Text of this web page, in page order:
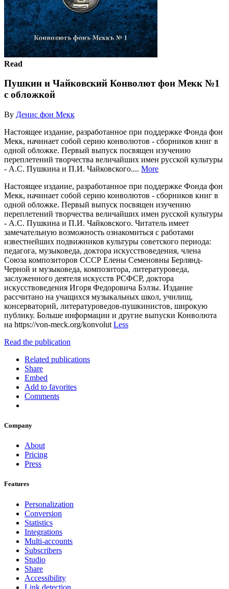
Read
Пушкин и Чайковский Конволют фон Мекк №1
с обложкой
By Денис фон Мекк
Настоящее издание, разработанное при поддержке Фонда фон
Мекк, начинает собой серию конволютов - сборников книг в
одной обложке. Первый выпуск посвящен изучению
переплетений творчества величайших имен русской культуры
- А.С. Пушкина и П.И. Чайковского.... More
Настоящее издание, разработанное при поддержке Фонда фон
Мекк, начинает собой серию конволютов - сборников книг в
одной обложке. Первый выпуск посвящен изучению
переплетений творчества величайших имен русской культуры
- А.С. Пушкина и П.И. Чайковского. Читатель имеет
замечательную возможность ознакомиться с работами
известнейших подвижников культуры советского периода:
педагога, музыковеда, доктора искусствоведения, члена
Союза композиторов СССР Елены Семеновны Берлянд-
Черной и музыковеда, композитора, литературоведа,
заслуженного деятеля искусств РСФСР, доктора
искусствоведения Игоря Федоровича Бэлзы. Издание
рассчитано на учащихся музыкальных школ, училищ,
консерваторий, литературоведов-пушкинистов, широкую
публику. Больше информации и другие выпуски Конволюта
на https://von-meck.org/konvolut Less
Read the publication
Related publications
Share
Embed
Add to favorites
Comments
Company
About
Pricing
Press
Features
Personalization
Conversion
Statistics
Integrations
Multi-accounts
Subscribers
Studio
Share
Accessibility
Link detection